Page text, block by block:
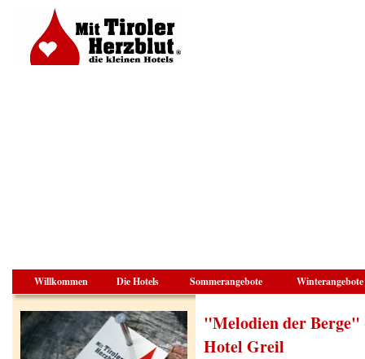
Willkommen Die Hotels Sommerangebote Winterangebote
"Melodien der
Hotel Greil